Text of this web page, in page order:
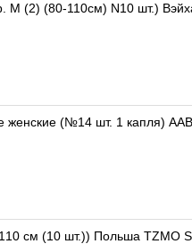
M (2) (80-110см) N10 шт.)
(№14 шт. 1 капля)
см (10 шт.)) Польша TZMO